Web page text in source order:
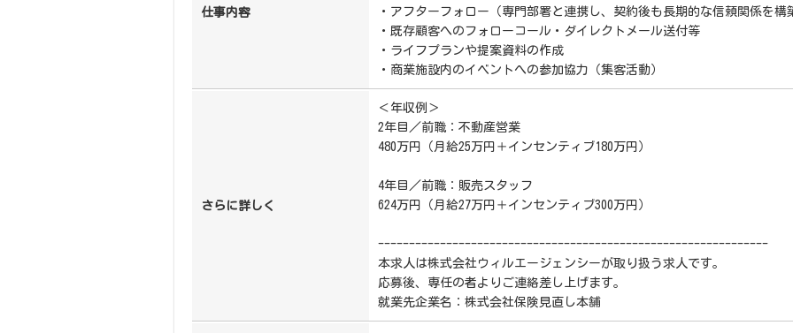
仕事内容
・アフターフォロー（専門部署と連携し、契約後も長期的な信頼関係を構
・既存顧客へのフォローコール・ダイレクトメール送付等
・ライフプランや提案資料の作成
・商業施設内のイベントへの参加協力（集客活動）
さらに詳しく
＜年収例＞
2年目／前職：不動産営業
480万円（月給25万円＋インセンティブ180万円）
4年目／前職：販売スタッフ
624万円（月給27万円＋インセンティブ300万円）
---------------------------------------------------------------
本求人は株式会社ウィルエージェンシーが取り扱う求人です。
応募後、専任の者よりご連絡差し上げます。
就業先企業名：株式会社保険見直し本舗